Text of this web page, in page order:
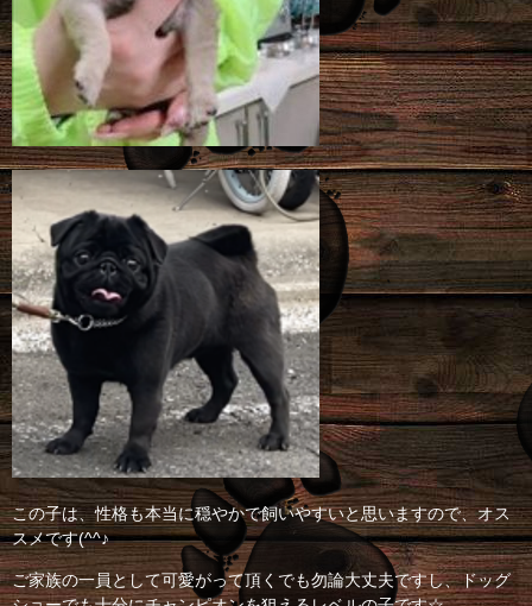
この子は、性格も本当に穏やかで飼いやすいと思いますので、オス
スメです(^^♪
ご家族の一員として可愛がって頂くでも勿論大丈夫ですし、ドッグ